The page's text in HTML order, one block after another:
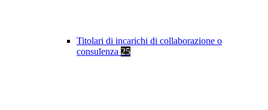
Titolari di incarichi di collaborazione o
consulenza 25